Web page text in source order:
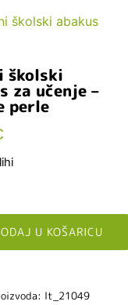
školski abakus
školski
za učenje –
perle
U KOŠARICU
lt_21049